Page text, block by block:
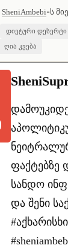
SheniAmbebi-ს
დიეტური დესერტი
ღია კვება
ფაქტებზე
სანდო
და შენი